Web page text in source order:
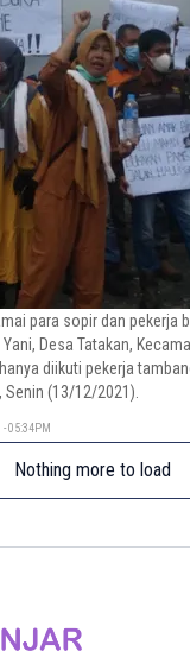
para sopir dan pekerja
Desa Tatakan,
diikuti pekerja
(13/12/2021).
05:34PM
Nothing more to load